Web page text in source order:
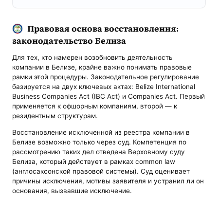
Правовая основа восстановления:
законодательство Белиза
Для тех, кто намерен возобновить деятельность
компании в Белизе, крайне важно понимать правовые
рамки этой процедуры. Законодательное регулирование
базируется на двух ключевых актах: Belize International
Business Companies Act (IBC Act) и Companies Act. Первый
применяется к офшорным компаниям, второй — к
резидентным структурам.
Восстановление исключенной из реестра компании в
Белизе возможно только через суд. Компетенция по
рассмотрению таких дел отведена Верховному суду
Белиза, который действует в рамках common law
(англосаксонской правовой системы). Суд оценивает
причины исключения, мотивы заявителя и устранил ли он
основания, вызвавшие исключение.